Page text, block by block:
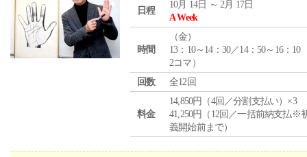
日程
10月 14日 ～ 2月 17日
A Week
時間
（金）
13：10～14：30／14：50～16：10
2コマ）
回数
全12回
料金
14,850円（4回／分割支払い）×3
41,250円（12回／一括前納支払※
義開始前まで）